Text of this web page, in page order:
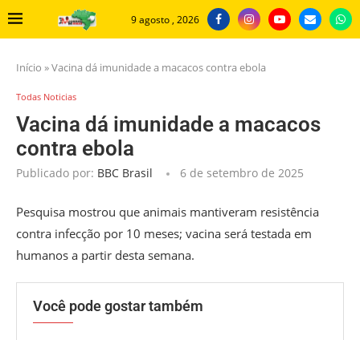
9 agosto , 2026
Início »Vacina dá imunidade a macacos contra ebola
Todas Noticias
Vacina dá imunidade a macacos
contra ebola
Publicado por: BBC Brasil 6 de setembro de 2025
Pesquisa mostrou que animais mantiveram resistência
contra infecção por 10 meses; vacina será testada em
humanos a partir desta semana.
Você pode gostar também